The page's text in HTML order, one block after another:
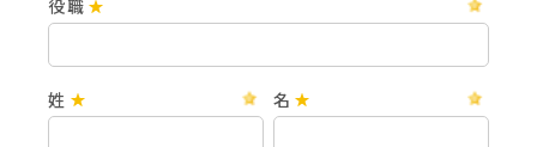
役職
姓 名